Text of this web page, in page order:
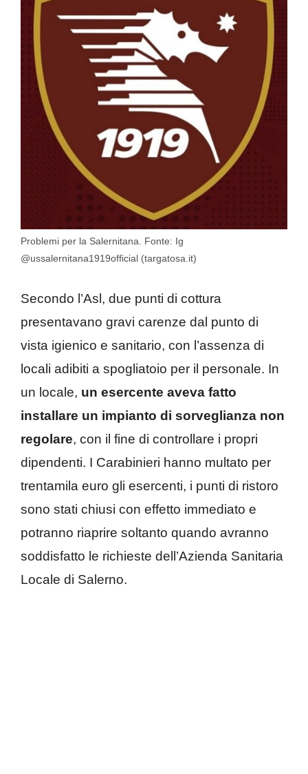
Problemi per la Salernitana. Fonte: Ig
@ussalernitana1919official (targatosa.it)
Secondo l’Asl, due punti di cottura
presentavano gravi carenze dal punto di
vista igienico e sanitario, con l’assenza di
locali adibiti a spogliatoio per il personale. In
un locale, un esercente aveva fatto
installare un impianto di sorveglianza non
regolare, con il fine di controllare i propri
dipendenti. I Carabinieri hanno multato per
trentamila euro gli esercenti, i punti di ristoro
sono stati chiusi con effetto immediato e
potranno riaprire soltanto quando avranno
soddisfatto le richieste dell’Azienda Sanitaria
Locale di Salerno.